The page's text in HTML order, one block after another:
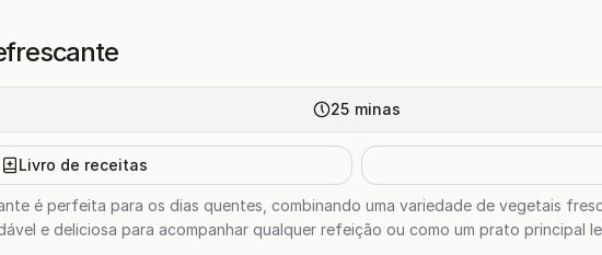
25 minas
Livro de receitas
é perfeita para os dias quentes, combinando uma variedade de vegetais
e deliciosa para acompanhar qualquer refeição ou como um prato principal